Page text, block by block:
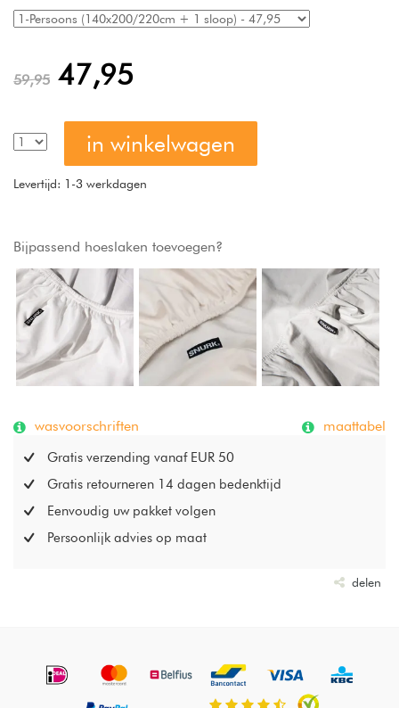
59,95 47,95
in winkelwagen
Levertijd: 1-3 werkdagen
Bijpassend hoeslaken toevoegen?
wasvoorschriften maattabel
Gratis verzending vanaf EUR 50
Gratis retourneren 14 dagen bedenktijd
Eenvoudig uw pakket volgen
Persoonlijk advies op maat
delen